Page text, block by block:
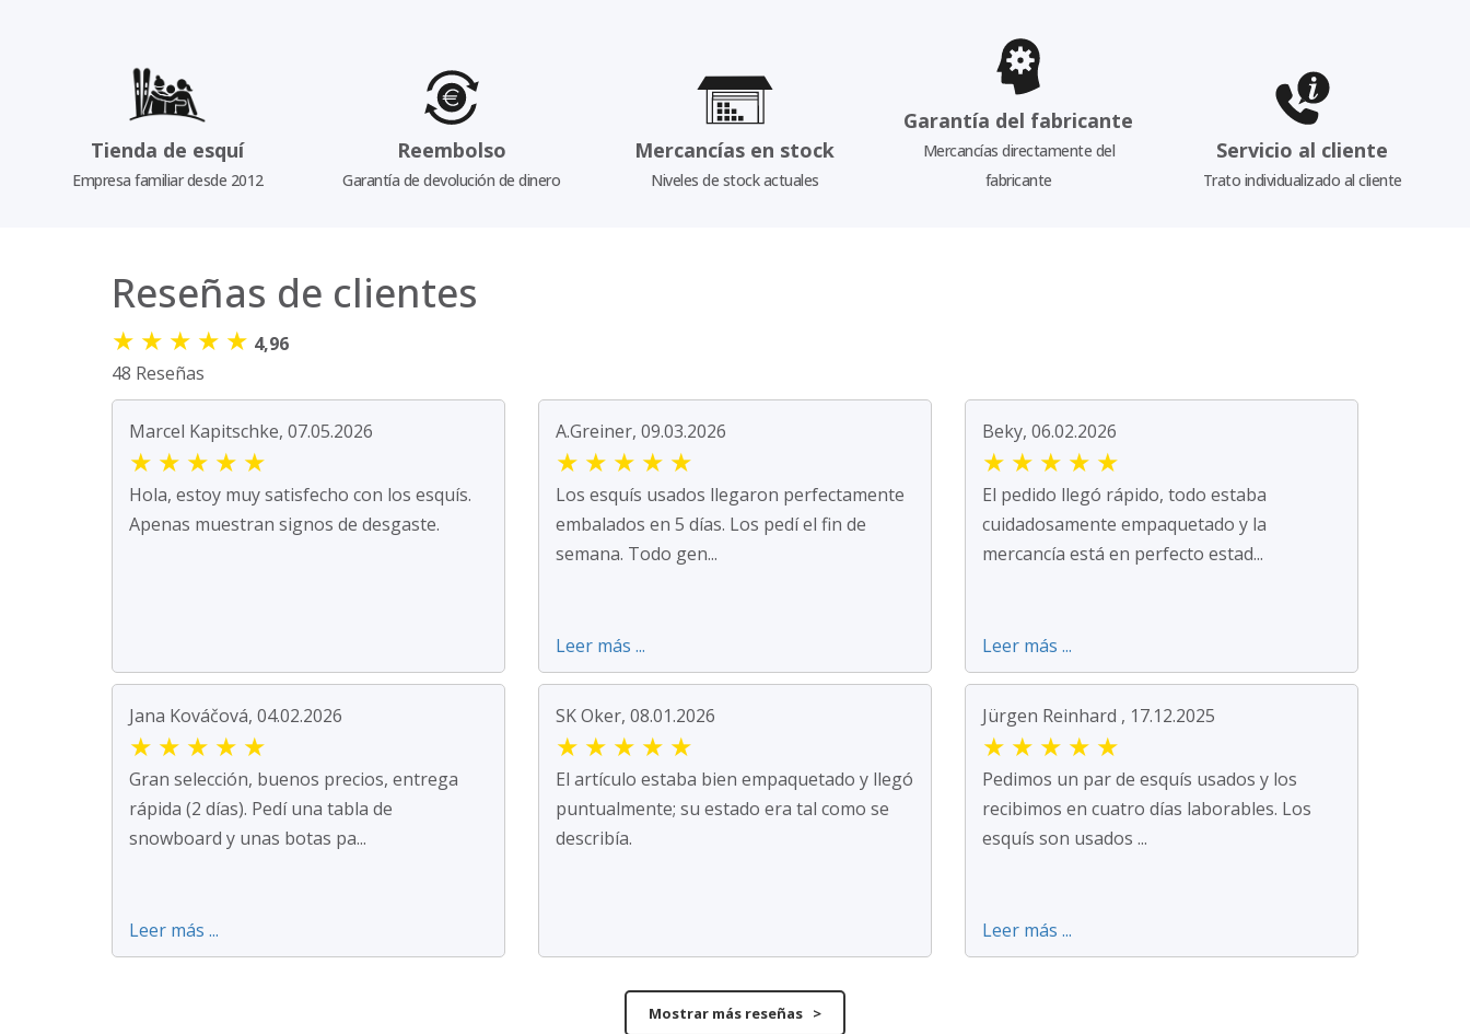
Tienda de esquí
Empresa familiar desde 2012
Reembolso
Garantía de devolución de dinero
Mercancías en stock
Niveles de stock actuales
Garantía del fabricante
Mercancías directamente del
fabricante
Servicio al cliente
Trato individualizado al cliente
Reseñas de clientes
★ ★ ★ ★ ★ 4,96
48 Reseñas
Marcel Kapitschke, 07.05.2026
★ ★ ★ ★ ★
Hola, estoy muy satisfecho con los esquís.
Apenas muestran signos de desgaste.
A.Greiner, 09.03.2026
★ ★ ★ ★ ★
Los esquís usados llegaron perfectamente
embalados en 5 días. Los pedí el fin de
semana. Todo gen...
Leer más ...
Beky, 06.02.2026
★ ★ ★ ★ ★
El pedido llegó rápido, todo estaba
cuidadosamente empaquetado y la
mercancía está en perfecto estad...
Leer más ...
Jana Kováčová, 04.02.2026
★ ★ ★ ★ ★
Gran selección, buenos precios, entrega
rápida (2 días). Pedí una tabla de
snowboard y unas botas pa...
Leer más ...
SK Oker, 08.01.2026
★ ★ ★ ★ ★
El artículo estaba bien empaquetado y llegó
puntualmente; su estado era tal como se
describía.
Jürgen Reinhard , 17.12.2025
★ ★ ★ ★ ★
Pedimos un par de esquís usados y los
recibimos en cuatro días laborables. Los
esquís son usados ...
Leer más ...
Mostrar más reseñas >